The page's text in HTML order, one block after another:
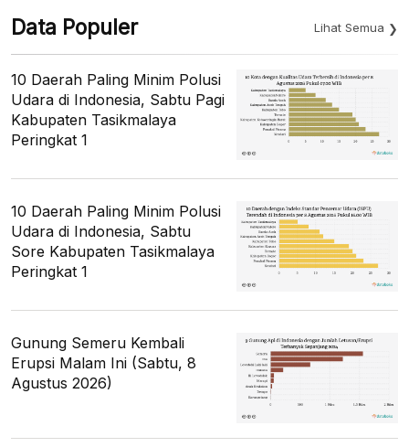
Data Populer Lihat Semua
10 Daerah Paling Minim Polusi
Udara di Indonesia, Sabtu Pagi
Kabupaten Tasikmalaya
Peringkat 1
10 Daerah Paling Minim Polusi
Udara di Indonesia, Sabtu
Sore Kabupaten Tasikmalaya
Peringkat 1
Gunung Semeru Kembali
Erupsi Malam Ini (Sabtu, 8
Agustus 2026)